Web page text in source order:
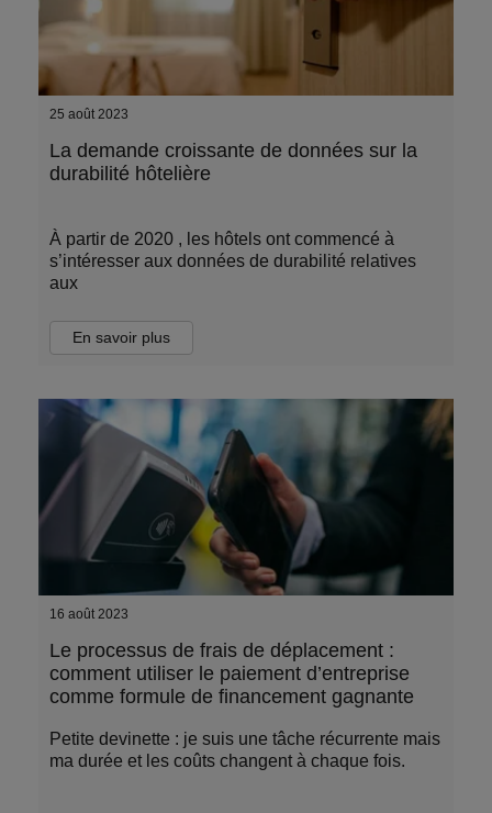
25 août 2023
La demande croissante de données sur la
durabilité hôtelière
À partir de 2020 , les hôtels ont commencé à
s’intéresser aux données de durabilité relatives
aux
En savoir plus
16 août 2023
Le processus de frais de déplacement :
comment utiliser le paiement d’entreprise
comme formule de financement gagnante
Petite devinette : je suis une tâche récurrente mais
ma durée et les coûts changent à chaque fois.